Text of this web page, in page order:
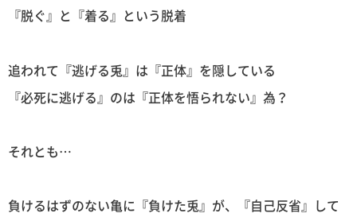
『脱ぐ』と『着る』という脱着
追われて『逃げる兎』は『正体』を隠している
『必死に逃げる』のは『正体を悟られない』為？
それとも…
負けるはずのない亀に『負けた兎』が、『自己反省』して